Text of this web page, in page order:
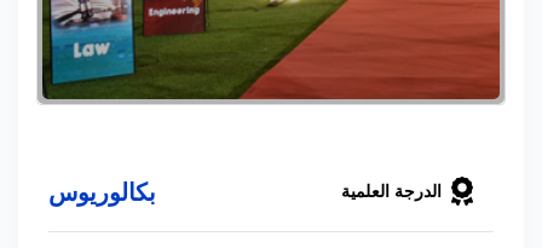
الدرجة العلمية بكالوريوس